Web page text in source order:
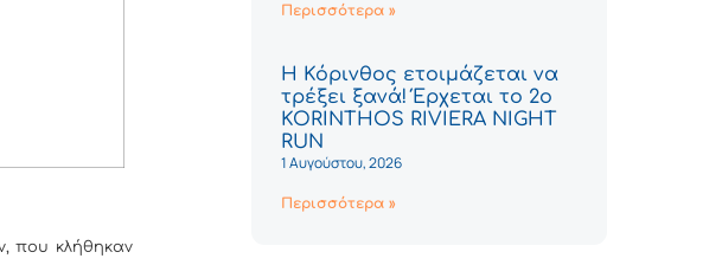
που κλήθηκαν
Περισσότερα »
Η Κόρινθος ετοιμάζεται να
τρέξει ξανά! Έρχεται το 2ο
KORINTHOS RIVIERA NIGHT
RUN
1 Αυγούστου, 2026
Περισσότερα »